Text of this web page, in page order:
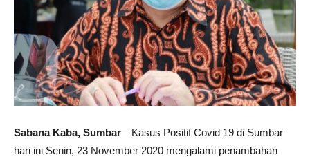
Sabana Kaba, Sumbar—Kasus Positif Covid 19 di Sumbar
hari ini Senin, 23 November 2020 mengalami penambahan